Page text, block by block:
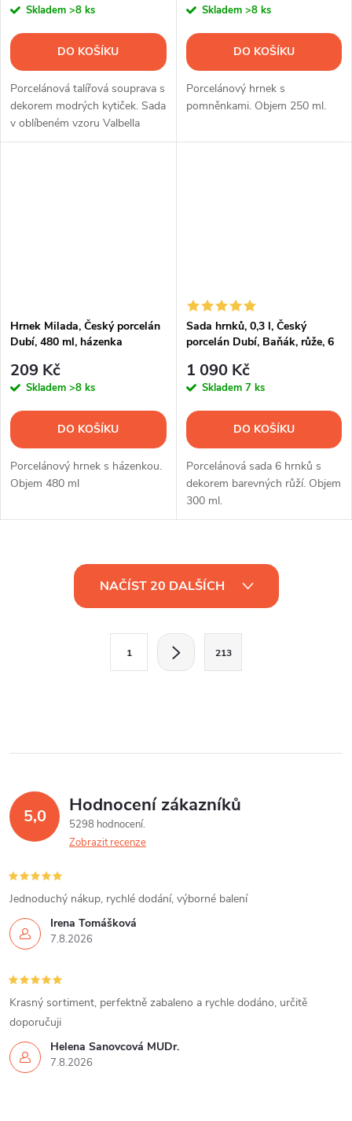
Skladem >8 ks
DO KOŠÍKU
Porcelánová talířová souprava s
dekorem modrých kytiček. Sada
v oblíbeném vzoru Valbella
obsahuje 18 ks nádobí.
Skladem >8 ks
DO KOŠÍKU
Porcelánový hrnek s
pomněnkami. Objem 250 ml.
Hrnek Milada, Český porcelán
Dubí, 480 ml, házenka
209 Kč
Skladem >8 ks
DO KOŠÍKU
Porcelánový hrnek s házenkou.
Objem 480 ml
Sada hrnků, 0,3 l, Český
porcelán Dubí, Baňák, růže, 6
1 090 Kč
Skladem 7 ks
DO KOŠÍKU
Porcelánová sada 6 hrnků s
dekorem barevných růží. Objem
300 ml.
í
p
v
k
y
v
ý
p
NAČÍST 20 DALŠÍCH
k
v
á
n
1 213
5,0 Hodnocení zákazníků
5298 hodnocení
Zobrazit recenze
Irena Tomášková
7.8.2026
Jednoduchý nákup, rychlé dodání, výborné balení
Helena Šanovcová MUDr.
7.8.2026
Krasný sortiment, perfektně zabaleno a rychle dodáno, určitě
doporučuji